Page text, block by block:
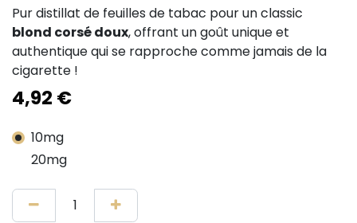
Pur distillat de feuilles de tabac pour un classic
blond corsé doux, offrant un goût unique et
authentique qui se rapproche comme jamais de la
cigarette !
4,92 €
10mg
20mg